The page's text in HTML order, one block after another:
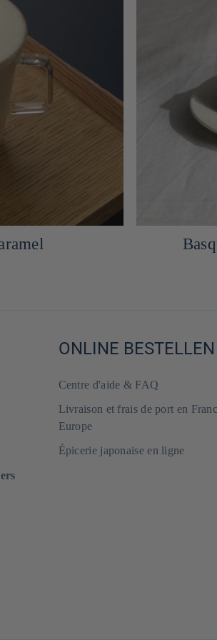
miso en
ONLINE BESTELLEN
Centre d'aide & FAQ
Livraison et frais de port en
Europe
Épicerie japonaise en ligne